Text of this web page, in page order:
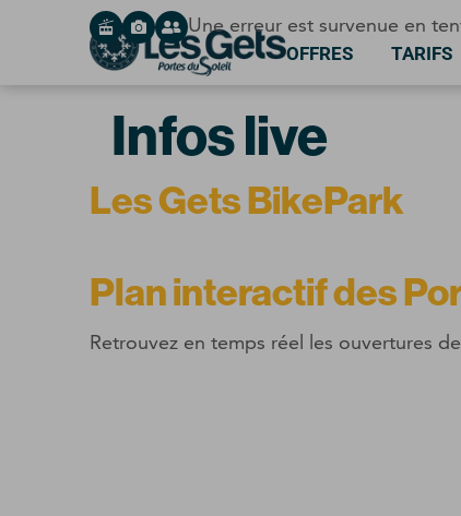
Une erreur est survenue en
OFFRES TARIFS
Infos live
Les Gets BikePark
Plan interactif des
Retrouvez en temps réel les ouvertures
Panneau de gestion des cookies